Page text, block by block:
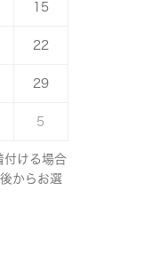
15
22
29
5
付ける場合
からお選